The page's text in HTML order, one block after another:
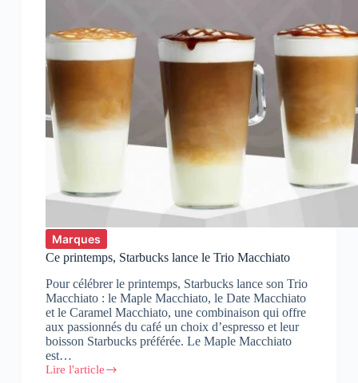
Marques
Ce printemps, Starbucks lance le Trio Macchiato
Pour célébrer le printemps, Starbucks lance son Trio
Macchiato : le Maple Macchiato, le Date Macchiato
et le Caramel Macchiato, une combinaison qui offre
aux passionnés du café un choix d’espresso et leur
boisson Starbucks préférée. Le Maple Macchiato
est…
Lire l'article
Ce